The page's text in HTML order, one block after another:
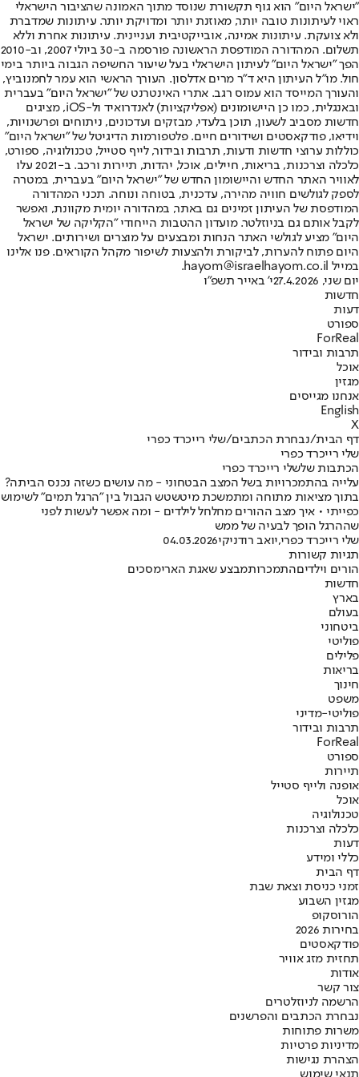
"ישראל היום" הוא גוף תקשורת שנוסד מתוך האמונה שהציבור הישראלי
ראוי לעיתונות טובה יותר, מאוזנת יותר ומדויקת יותר. עיתונות שמדברת
ולא צועקת. עיתונות אמינה, אובייקטיבית ועניינית. עיתונות אחרת וללא
תשלום. המהדורה המודפסת הראשונה פורסמה ב-30 ביולי 2007, וב-2010
הפך "ישראל היום" לעיתון הישראלי בעל שיעור החשיפה הגבוה ביותר בימי
חול. מו"ל העיתון היא ד"ר מרים אדלסון. העורך הראשי הוא עמר לחמנוביץ,
והעורך המייסד הוא עמוס רגב. אתרי האינטרנט של "ישראל היום" בעברית
ובאנגלית, כמו כן היישומונים (אפליקציות) לאנדרואיד ול-iOS, מציגים
חדשות מסביב לשעון, תוכן בלעדי, מבזקים ועדכונים, ניתוחים ופרשנויות,
וידיאו, פודקאסטים ושידורים חיים. פלטפורמות הדיגיטל של "ישראל היום"
כוללות ערוצי חדשות ודעות, תרבות ובידור, לייף סטייל, טכנולוגיה, ספורט,
כלכלה וצרכנות, בריאות, חיילים, אוכל, יהדות, תיירות ורכב. ב-2021 עלו
לאוויר האתר החדש והיישומון החדש של "ישראל היום" בעברית, במטרה
לספק לגולשים חוויה מהירה, עדכנית, בטוחה ונוחה. תכני המהדורה
המודפסת של העיתון זמינים גם באתר, במהדורה יומית מקוונת, ואפשר
לקבל אותם גם בניוזלטר. מועדון ההטבות הייחודי "הקליקה של ישראל
היום" מציע לגולשי האתר הנחות ומבצעים על מוצרים ושירותים. ישראל
היום פתוח להערות, לביקורת ולהצעות לשיפור מקהל הקוראים. פנו אלינו
במייל hayom@israelhayom.co.il.
יום שני, 27.4.2026
י' באייר תשפ"ו
חדשות
דעות
ספורט
ForReal
תרבות ובידור
אוכל
מגזין
אנחנו מגייסים
English
X
דף הבית/נבחרת הכתבים/שלי רייכרד כפרי
שלי רייכרד כפרי
הכתבות שלשלי רייכרד כפרי
עלייה בהתמכרויות בשל המצב הבטחוני - מה עושים כשזה נכנס הביתה?
בתוך מציאות מתוחה ומתמשכת מיטשטש הגבול בין "הרגל תמים" לשימוש
כפייתי • איך מצב ההורים מחלחל לילדים - ומה אפשר לעשות לפני
שההרגל הופך לבעיה של ממש
שלי רייכרד כפרי,יואב רודניקי04.03.2026
תגיות קשורות
הורים וילדיםהתמכרותמבצע שאגת הארימסכים
חדשות
בארץ
בעולם
ביטחוני
פוליטי
פלילים
בריאות
חינוך
משפט
פוליטי-מדיני
תרבות ובידור
ForReal
ספורט
תיירות
אופנה ולייף סטייל
אוכל
טכנולוגיה
כלכלה וצרכנות
דעות
כללי ומידע
דף הבית
זמני כניסת וצאת שבת
מגזין השבוע
הורוסקופ
בחירות 2026
פודקאסטים
תחזית מזג אוויר
אודות
צור קשר
הרשמה לניוזלטרים
נבחרת הכתבים והפרשנים
משרות פתוחות
מדיניות פרטיות
הצהרת נגישות